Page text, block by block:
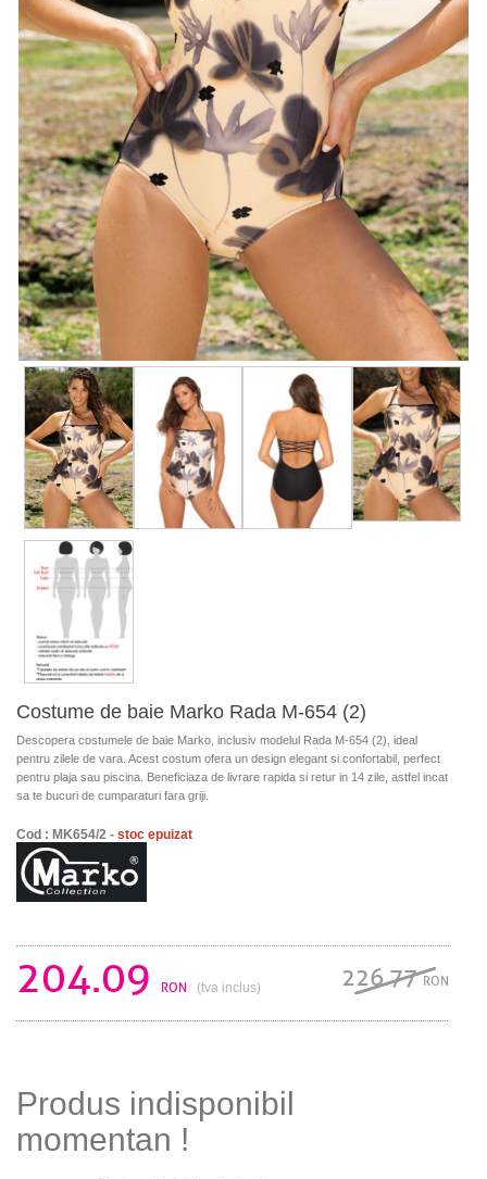
Costume de baie Marko Rada M-654 (2)
Descopera costumele de baie Marko, inclusiv modelul Rada M-654 (2), ideal
pentru zilele de vara. Acest costum ofera un design elegant si confortabil, perfect
pentru plaja sau piscina. Beneficiaza de livrare rapida si retur in 14 zile, astfel incat
sa te bucuri de cumparaturi fara griji.
Cod : MK654/2 - stoc epuizat
204.09 RON (tva inclus) 226.77RON
Produs indisponibil
momentan !